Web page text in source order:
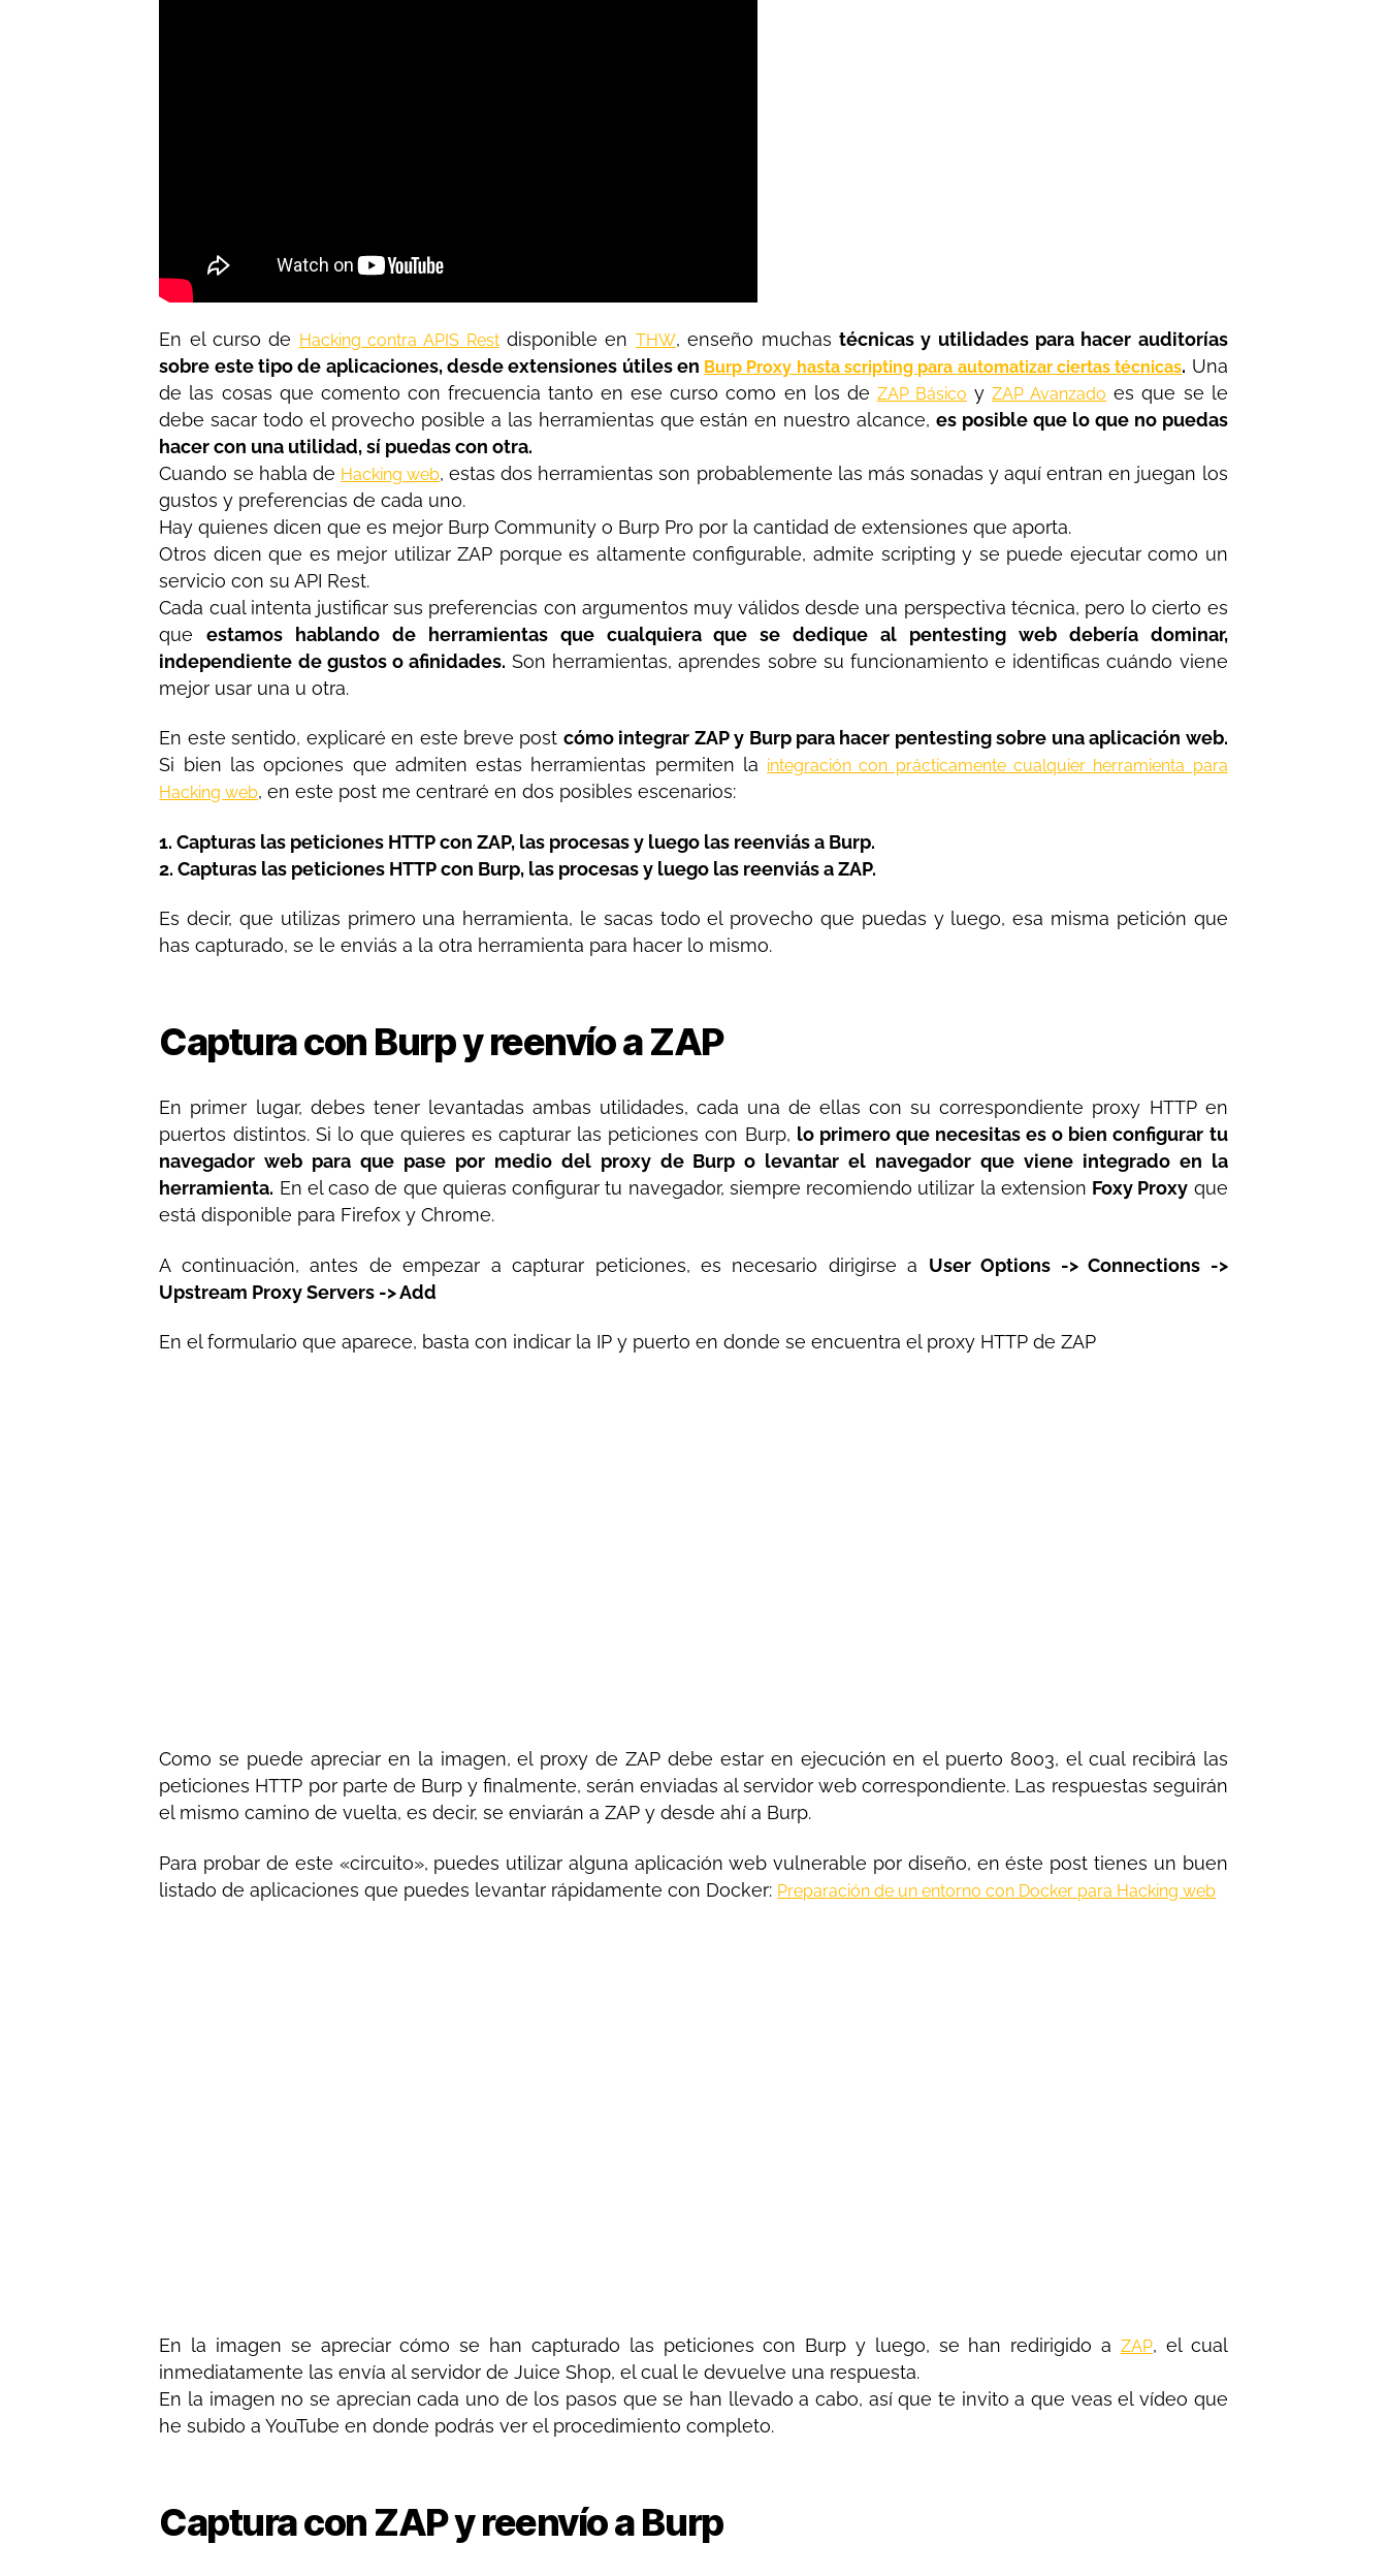
En el curso de Hacking contra APIS Restdisponible en THW, enseño muchas técnicas y utilidades para hacer auditorías
sobre este tipo de aplicaciones, desde extensiones útiles en Burp Proxy hasta scripting para automatizar ciertas técnicas. Una
de las cosas que comento con frecuencia tanto en ese curso como en los de ZAP Básico yZAP Avanzado es que se le
debe sacar todo el provecho posible a las herramientas que están en nuestro alcance,es posible que lo que no puedas
hacer con una utilidad, sí puedas con otra.
Cuando se habla de Hacking web, estas dos herramientas son probablemente las más sonadas y aquí entran en juegan los
gustos y preferencias de cada uno.
Hay quienes dicen que es mejor Burp Community o Burp Pro por la cantidad de extensiones que aporta.
Otros dicen que es mejor utilizar ZAP porque es altamente configurable, admite scripting y se puede ejecutar como un
servicio con su API Rest.
Cada cual intenta justificar sus preferencias con argumentos muy válidos desde una perspectiva técnica, pero lo cierto es
queestamos hablando de herramientas que cualquiera que se dedique al pentesting web debería dominar,
independiente de gustos o afinidades. Son herramientas, aprendes sobre su funcionamiento e identificas cuándo viene
mejor usar una u otra.
En este sentido, explicaré en este breve post cómo integrar ZAP y Burp para hacer pentesting sobre una aplicación web.
Si bien las opciones que admiten estas herramientas permiten la integración con prácticamente cualquier herramienta para
Hacking web, en este post me centraré en dos posibles escenarios:
1. Capturas las peticiones HTTP con ZAP, las procesas y luego las reenviás a Burp.
2. Capturas las peticiones HTTP con Burp, las procesas y luego las reenviás a ZAP.
Es decir, que utilizas primero una herramienta, le sacas todo el provecho que puedas y luego, esa misma petición que
has capturado, se le enviás a la otra herramienta para hacer lo mismo.
Captura con Burp y reenvío a ZAP
En primer lugar, debes tener levantadas ambas utilidades, cada una de ellas con su correspondiente proxy HTTP en
puertos distintos. Si lo que quieres es capturar las peticiones con Burp, lo primero que necesitas es o bien configurar tu
navegador web para que pase por medio del proxy de Burp o levantar el navegador que viene integrado en la
herramienta. En el caso de que quieras configurar tu navegador, siempre recomiendo utilizar la extension Foxy Proxy que
está disponible para Firefox y Chrome.
A continuación, antes de empezar a capturar peticiones, es necesario dirigirse a User Options -> Connections ->
Upstream Proxy Servers -> Add
En el formulario que aparece, basta con indicar la IP y puerto en donde se encuentra el proxy HTTP de ZAP
Como se puede apreciar en la imagen, el proxy de ZAP debe estar en ejecución en el puerto 8003, el cual recibirá las
peticiones HTTP por parte de Burp y finalmente, serán enviadas al servidor web correspondiente. Las respuestas seguirán
el mismo camino de vuelta, es decir, se enviarán a ZAP y desde ahí a Burp.
Para probar de este «circuito», puedes utilizar alguna aplicación web vulnerable por diseño, en éste post tienes un buen
listado de aplicaciones que puedes levantar rápidamente con Docker: Preparación de un entorno con Docker para Hacking web
En la imagen se apreciar cómo se han capturado las peticiones con Burp y luego, se han redirigido a ZAP, el cual
inmediatamente las envía al servidor de Juice Shop, el cual le devuelve una respuesta.
En la imagen no se aprecian cada uno de los pasos que se han llevado a cabo, así que te invito a que veas el vídeo que
he subido a YouTube en donde podrás ver el procedimiento completo.
Captura con ZAP y reenvío a Burp